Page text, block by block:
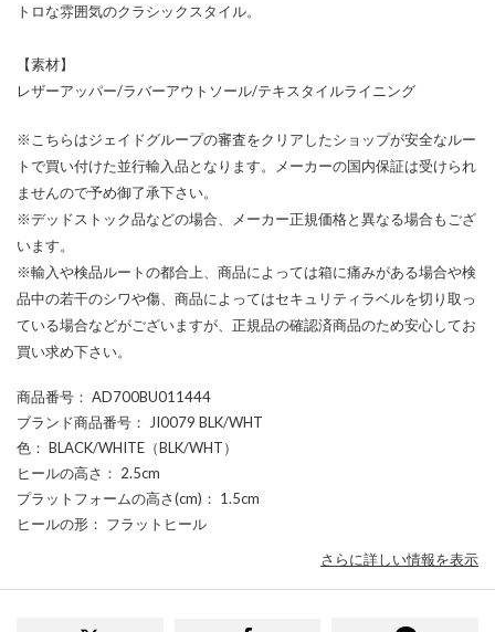
トロな雰囲気のクラシックスタイル。
【素材】
レザーアッパー/ラバーアウトソール/テキスタイルライニング
※こちらはジェイドグループの審査をクリアしたショップが安全なルー
トで買い付けた並行輸入品となります。メーカーの国内保証は受けられ
ませんので予め御了承下さい。
※デッドストック品などの場合、メーカー正規価格と異なる場合もござ
います。
※輸入や検品ルートの都合上、商品によっては箱に痛みがある場合や検
品中の若干のシワや傷、商品によってはセキュリティラベルを切り取っ
ている場合などがございますが、正規品の確認済商品のため安心してお
買い求め下さい。
商品番号 ： AD700BU011444
ブランド商品番号 ： JI0079 BLK/WHT
色 ： BLACK/WHITE（BLK/WHT）
ヒールの高さ ： 2.5cm
プラットフォームの高さ(cm) ： 1.5cm
ヒールの形 ： フラットヒール
さらに詳しい情報を表示